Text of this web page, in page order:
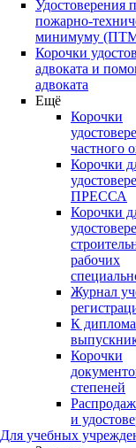
Удостоверения
пожарно-
минимуму
Корочки
адвоката и
адвоката
Ещё
Корочки
частного
Корочки
ПРЕССА
Корочки
рабочих
Журнал
К
Корочки
степеней
и
Для учебных